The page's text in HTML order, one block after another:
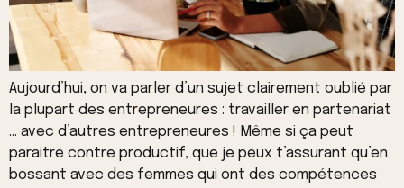
Aujourd’hui, on va parler d’un sujet clairement oublié par
la plupart des entrepreneures : travailler en partenariat
… avec d’autres entrepreneures ! Même si ça peut
paraitre contre productif, que je peux t’assurant qu’en
bossant avec des femmes qui ont des compétences